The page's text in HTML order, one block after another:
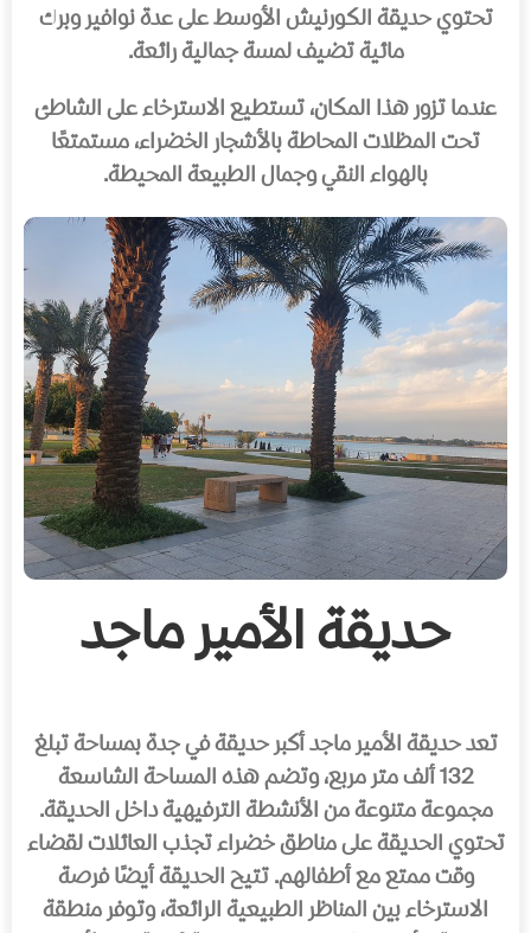
تحتوي حديقة الكورنيش الأوسط على عدة نوافير وبرك
مائية تضيف لمسة جمالية رائعة.
عندما تزور هذا المكان، تستطيع الاسترخاء على الشاطئ
تحت المظلات المحاطة بالأشجار الخضراء، مستمتعًا
بالهواء النقي وجمال الطبيعة المحيطة.
حديقة الأمير ماجد
تعد حديقة الأمير ماجد أكبر حديقة في جدة بمساحة تبلغ
132 ألف متر مربع، وتضم هذه المساحة الشاسعة
مجموعة متنوعة من الأنشطة الترفيهية داخل الحديقة.
تحتوي الحديقة على مناطق خضراء تجذب العائلات لقضاء
وقت ممتع مع أطفالهم. تتيح الحديقة أيضًا فرصة
الاسترخاء بين المناظر الطبيعية الرائعة، وتوفر منطقة